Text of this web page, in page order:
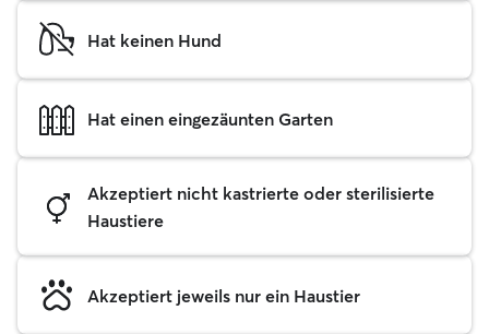
Hat keinen Hund
Hat einen eingezäunten Garten
Akzeptiert nicht kastrierte oder sterilisierte
Haustiere
Akzeptiert jeweils nur ein Haustier